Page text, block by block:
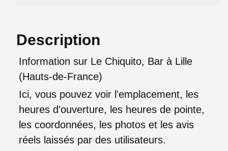
Description
Information sur Le Chiquito, Bar à Lille
(Hauts-de-France)
Ici, vous pouvez voir l'emplacement, les
heures d'ouverture, les heures de pointe,
les coordonnées, les photos et les avis
réels laissés par des utilisateurs.